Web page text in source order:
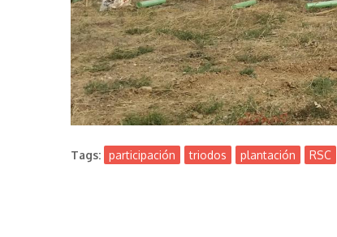
Tags: participación triodos plantación RSC